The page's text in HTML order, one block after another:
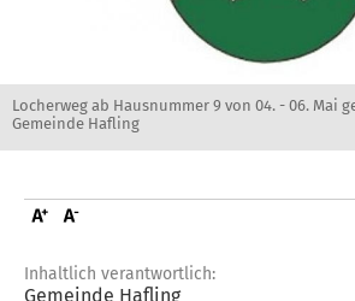
Locherweg ab Hausnummer 9 von 04. - 06. Mai
Gemeinde Hafling
Inhaltlich verantwortlich:
Gemeinde Hafling